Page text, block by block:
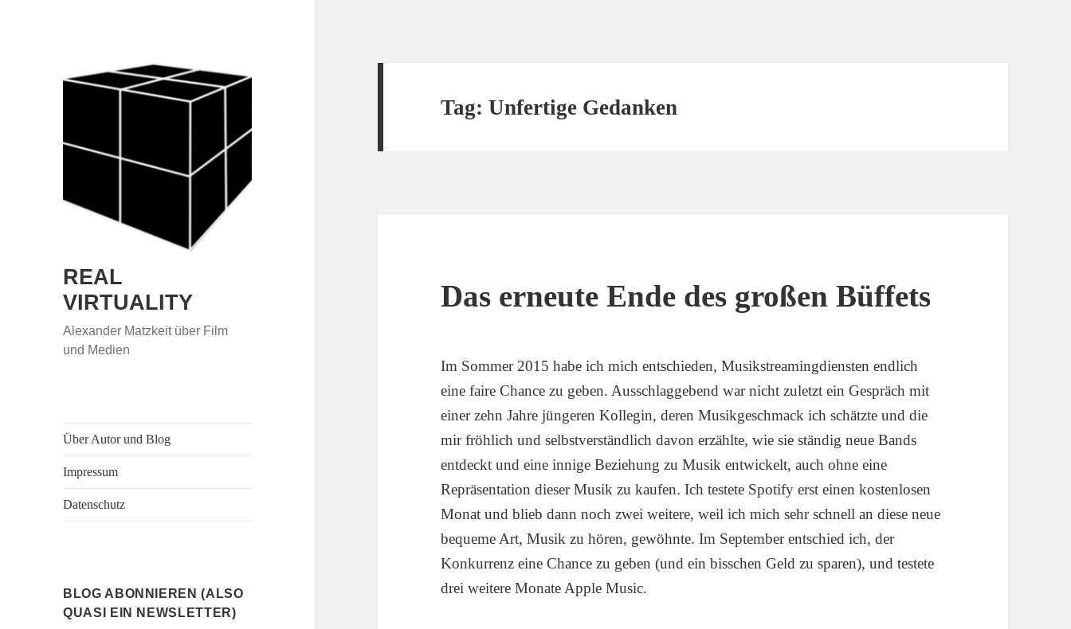
REAL
VIRTUALITY
Alexander Matzkeit über Film
und Medien
Über Autor und Blog
Impressum
Datenschutz
BLOG ABONNIEREN (ALSO
QUASI EIN NEWSLETTER)
Tag:Unfertige Gedanken
Das erneute Ende des großen Büffets
Im Sommer 2015 habe ich mich entschieden, Musikstreamingdiensten endlich
eine faire Chance zu geben. Ausschlaggebend war nicht zuletzt ein Gespräch mit
einer zehn Jahre jüngeren Kollegin, deren Musikgeschmack ich schätzte und die
mir fröhlich und selbstverständlich davon erzählte, wie sie ständig neue Bands
entdeckt und eine innige Beziehung zu Musik entwickelt, auch ohne eine
Repräsentation dieser Musik zu kaufen. Ich testete Spotify erst einen kostenlosen
Monat und blieb dann noch zwei weitere, weil ich mich sehr schnell an diese neue
bequeme Art, Musik zu hören, gewöhnte. Im September entschied ich, der
Konkurrenz eine Chance zu geben (und ein bisschen Geld zu sparen), und testete
drei weitere Monate Apple Music.